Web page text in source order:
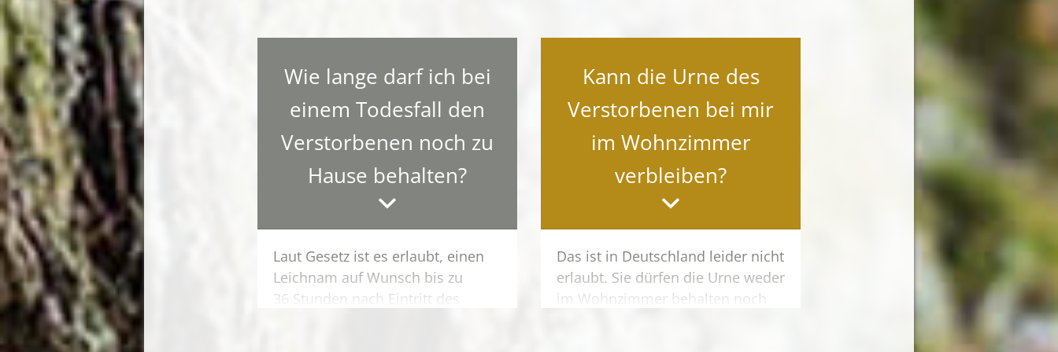
Wie lange darf ich bei
einem Todesfall den
Verstorbenen noch zu
Hause behalten?
Laut Gesetz ist es erlaubt, einen
Leichnam auf Wunsch bis zu
36 Stunden nach Eintritt des
Kann die Urne des
Verstorbenen bei mir
im Wohnzimmer
verbleiben?
Das ist in Deutschland leider nicht
erlaubt. Sie dürfen die Urne weder
im Wohnzimmer behalten noch